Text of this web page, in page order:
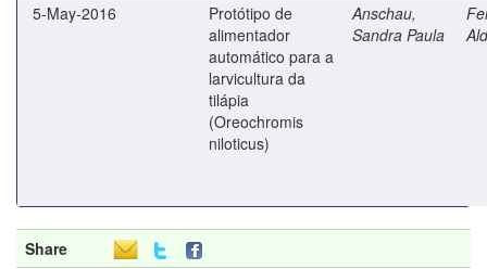
5-May-2016
Protótipo de
alimentador
automático para a
larvicultura da
tilápia
(Oreochromis
niloticus)
Anschau,
Sandra Paula
Share